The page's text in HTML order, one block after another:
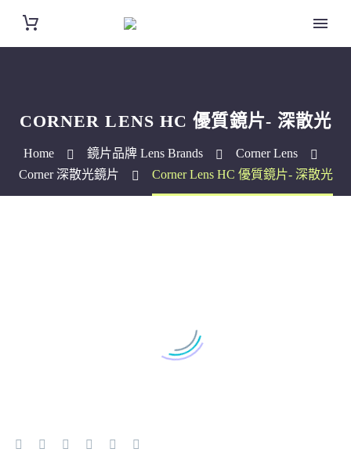
CORNER LENS HC 優質鏡片- 深散光
Home 鏡片品牌 Lens Brands
Corner Lens
Corner 深散光鏡片
Corner Lens HC 優質鏡片- 深散光